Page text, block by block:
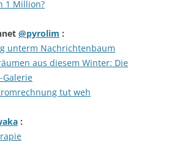
1 Million?
@pyrolim :
unterm Nachrichtenbaum
aus diesem Winter: Die
Galerie
tut weh
: